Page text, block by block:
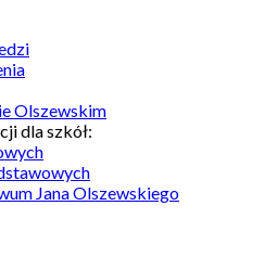
Olszewskim
dla szkół:
Jana Olszewskiego